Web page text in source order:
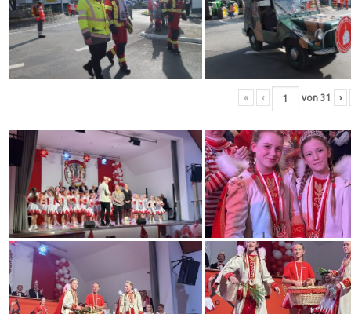
« ‹ von 31 ›